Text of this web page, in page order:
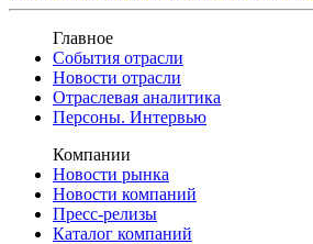
Главное
События отрасли
Новости отрасли
Отраслевая аналитика
Персоны. Интервью
Компании
Новости рынка
Новости компаний
Пресс-релизы
Каталог компаний